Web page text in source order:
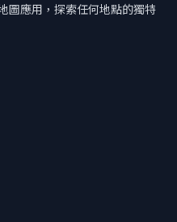
圖應用，探索任何地點的獨特